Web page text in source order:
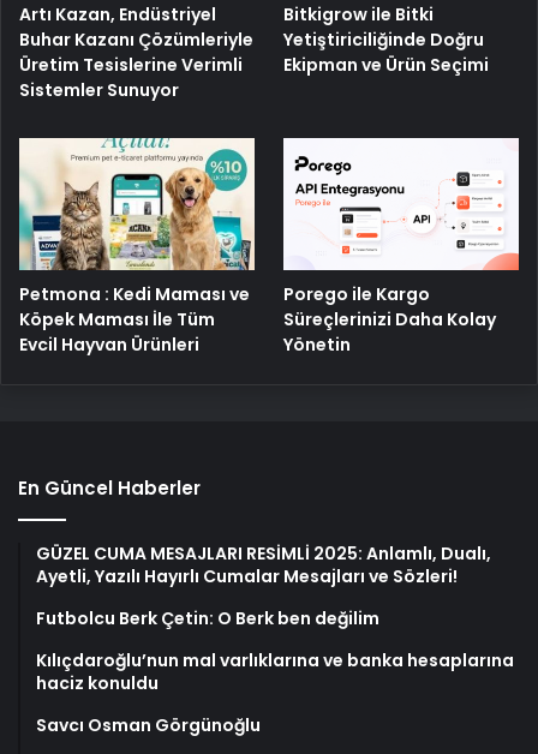
Artı Kazan, Endüstriyel
Buhar Kazanı Çözümleriyle
Üretim Tesislerine Verimli
Sistemler Sunuyor
Bitkigrow ile Bitki
Yetiştiriciliğinde Doğru
Ekipman ve Ürün Seçimi
Petmona : Kedi Maması ve
Köpek Maması İle Tüm
Evcil Hayvan Ürünleri
Porego ile Kargo
Süreçlerinizi Daha Kolay
Yönetin
En Güncel Haberler
GÜZEL CUMA MESAJLARI RESİMLİ 2025: Anlamlı, Dualı,
Ayetli, Yazılı Hayırlı Cumalar Mesajları ve Sözleri!
Futbolcu Berk Çetin: O Berk ben değilim
Kılıçdaroğlu’nun mal varlıklarına ve banka hesaplarına
haciz konuldu
Savcı Osman Görgünoğlu